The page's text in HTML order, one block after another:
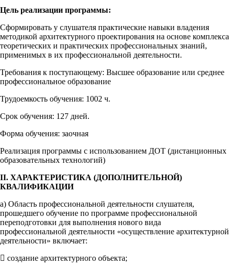
Цель реализации программы:
Сформировать у слушателя практические навыки владения
методикой архитектурного проектирования на основе комплекса
теоретических и практических профессиональных знаний,
применимых в их профессиональной деятельности.
Требования к поступающему: Высшее образование или среднее
профессиональное образование
Трудоемкость обучения: 1002 ч.
Срок обучения: 127 дней.
Форма обучения: заочная
Реализация программы с использованием ДОТ (дистанционных
образовательных технологий)
II. ХАРАКТЕРИСТИКА (ДОПОЛНИТЕЛЬНОЙ)
КВАЛИФИКАЦИИ
а) Область профессиональной деятельности слушателя,
прошедшего обучение по программе профессиональной
переподготовки для выполнения нового вида
профессиональной деятельности «осуществление архитектурной
деятельности» включает:
 создание архитектурного объекта;